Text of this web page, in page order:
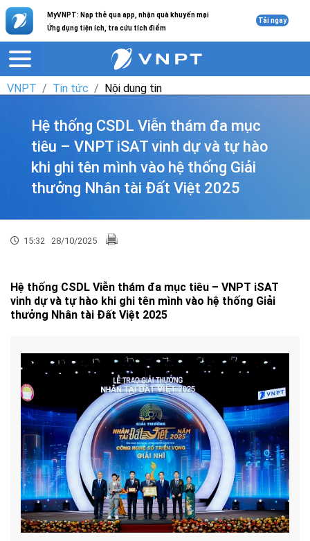
MyVNPT: Nạp thẻ qua app, nhận quà khuyến mại
Ứng dụng tiện ích, tra cứu tích điểm
Tải ngay
VNPT Tin tức Nội dung tin
Hệ thống CSDL Viễn thám đa mục
tiêu – VNPT iSAT vinh dự và tự hào
khi ghi tên mình vào hệ thống Giải
thưởng Nhân tài Đất Việt 2025
15:32 28/10/2025
Hệ thống CSDL Viễn thám đa mục tiêu – VNPT iSAT
vinh dự và tự hào khi ghi tên mình vào hệ thống Giải
thưởng Nhân tài Đất Việt 2025